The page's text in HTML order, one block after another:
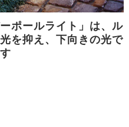
ポールライト」は、ル
を抑え、下向きの光で